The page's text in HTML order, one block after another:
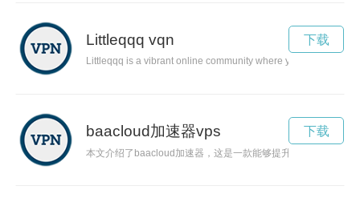
Littleqqq vqn
Littleqqq is a vibrant online community where young
下载
baacloud加速器vps
本文介绍了baacloud加速器，这是一款能够提升网速、让用户
下载